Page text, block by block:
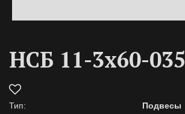
НСБ 11-3х60-035
Тип:
Подвесы